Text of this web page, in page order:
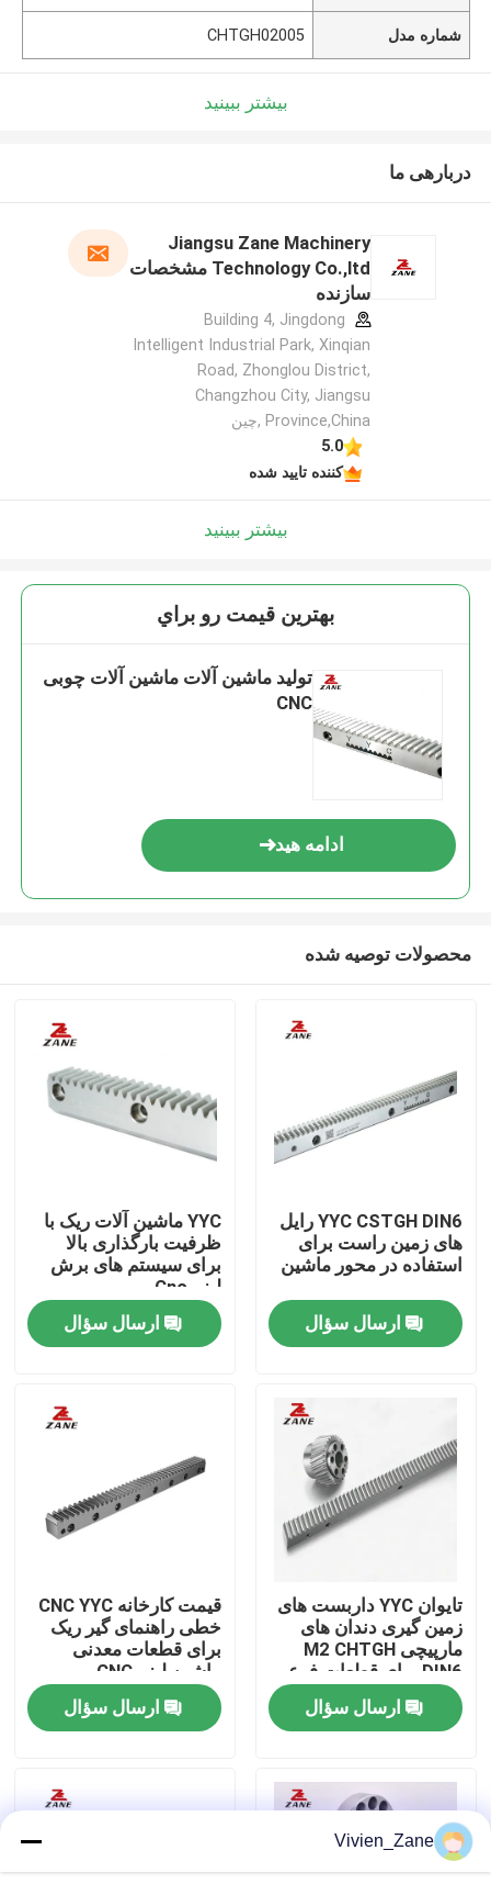
خانه
محصولات
کارخانه تور
کنترل کیفیت
تماس با ما
اخبار
همه موارد
درخواست نقل قول
راهنمای خطی
شماره مدل CHTGH02005
بیشتر ببینید
دربارهی ما
Jiangsu Zane Machinery
Technology Co.,ltd مشخصات
سازنده
Building 4, Jingdong
Intelligent Industrial Park, Xinqian
Road, Zhonglou District,
Changzhou City, Jiangsu
Province,China ,چین
5.0
کننده تایید شده
بیشتر ببینید
بهترين قيمت رو براي
تولید ماشین آلات ماشین آلات چوبی
CNC
ادامه هید
محصولات توصیه شده
YYC CSTGH DIN6 رایل
های زمین راست برای
استفاده در محور ماشین
ارسال سؤال
YYC ماشین آلات ریک با
ظرفیت بارگذاری بالا
برای سیستم های برش
لیزر Cnc
ارسال سؤال
تایوان YYC داربست های
زمین گیری دندان های
مارپیچی M2 CHTGH
DIN6 برای قطعات فرعی
ماشین CNC
ارسال سؤال
قیمت کارخانه CNC YYC
خطی راهنمای گیر ریک
برای قطعات معدنی
ماشین لیزر CNC
ارسال سؤال
Vivien_Zane